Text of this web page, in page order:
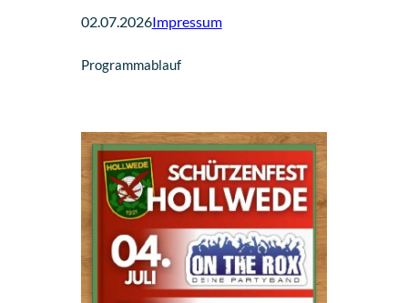
02.07.2026Impressum
Programmablauf